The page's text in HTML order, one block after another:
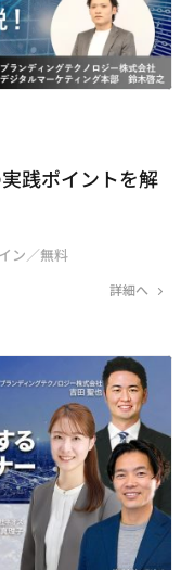
践ポイントを解
ン／無料
詳細へ